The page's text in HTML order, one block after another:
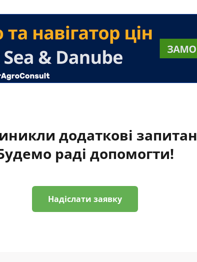
додаткові
раді допомогти!
Надіслати заявку